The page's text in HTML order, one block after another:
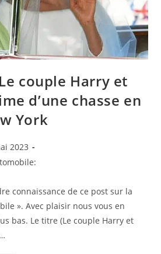
couple Harry et
d’une chasse en
York
2023
connaissance de ce post sur la
». Avec plaisir nous vous en
bas. Le titre (Le couple Harry et